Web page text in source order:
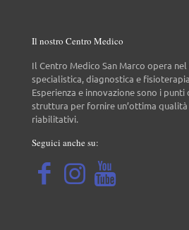
Il nostro Centro Medico
Il Centro Medico San Marco opera
specialistica, diagnostica e
Esperienza e innovazione sono i
struttura per fornire un’ottima qualità
riabilitativi.
Seguici anche su: